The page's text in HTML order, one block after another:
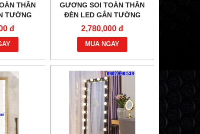
BẾP HÂM ĐƠN KHÔNG GÁY
THÂN
TƯỜNG
đ
GƯƠNG SOI TOÀN THÂN
ĐÈN LED GẮN TƯỜNG
KHUNG ĐEN
2,780,000 đ
MUA NGAY